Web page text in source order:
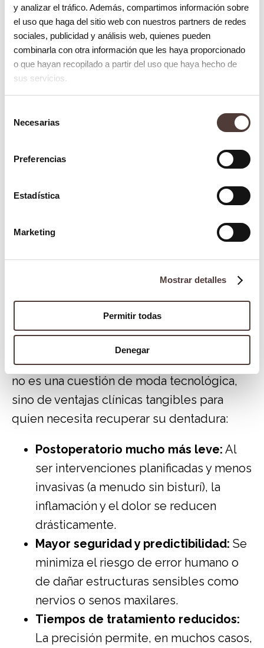
y analizar el tráfico. Además, compartimos información sobre
el uso que haga del sitio web con nuestros partners de redes
sociales, publicidad y análisis web, quienes pueden
combinarla con otra información que les haya proporcionado
o que hayan recopilado a partir del uso que haya hecho de
sus servicios.
Necesarias
Preferencias
Estadística
Marketing
Mostrar detalles
Permitir todas
Denegar
software «inteligente» nos permite medir
el hueso disponible, ubicar nervios
importantes y decidir el tamaño exacto del
implante antes de la intervención.
Esta es la joya de la corona de la
diseña una férula quirúrgica (una guía que
exactos donde debe ir el implante. Esto
ángulo y profundidad perfectos, a menudo
Beneficios reales para el paciente
de un enfoque inteligente
Apostar por laimplantología inteligente
no es una cuestión de moda tecnológica,
sino de ventajas clínicas tangibles para
quien necesita recuperar su dentadura:
Postoperatorio mucho más leve: Al
ser intervenciones planificadas y menos
invasivas (a menudo sin bisturí), la
inflamación y el dolor se reducen
drásticamente.
Mayor seguridad y predictibilidad: Se
minimiza el riesgo de error humano o
de dañar estructuras sensibles como
nervios o senos maxilares.
Tiempos de tratamiento reducidos:
La precisión permite, en muchos casos,